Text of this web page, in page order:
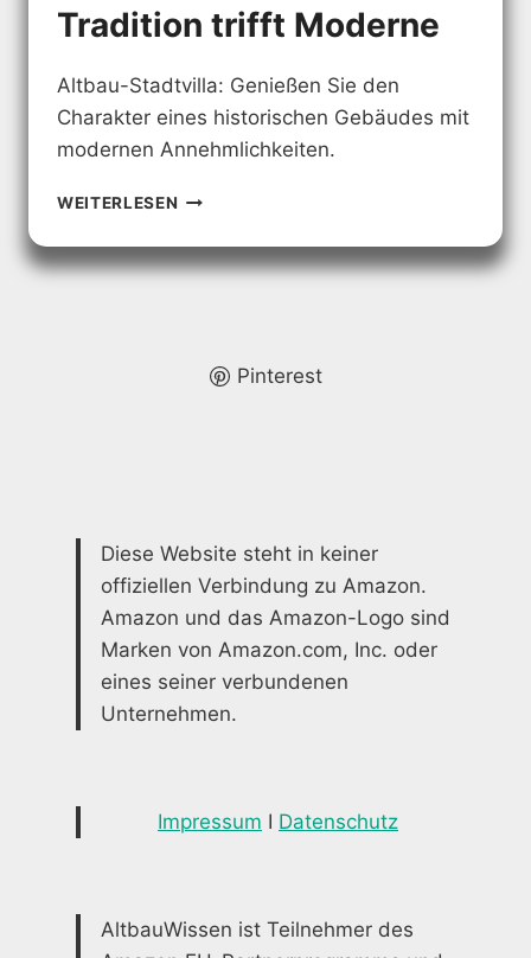
Tradition trifft Moderne
Altbau-Stadtvilla: Genießen Sie den
Charakter eines historischen Gebäudes mit
modernen Annehmlichkeiten.
WEITERLESEN ALTBAU-
TRADITION
TRIFFT
Pinterest
Diese Website steht in keiner
offiziellen Verbindung zu Amazon.
Amazon und das Amazon-Logo sind
Marken von Amazon.com, Inc. oder
eines seiner verbundenen
Unternehmen.
Impressum I Datenschutz
AltbauWissen ist Teilnehmer des